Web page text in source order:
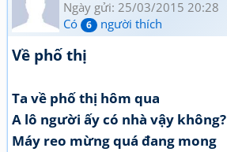
Ngày gửi: 25/03/2015 20:28
Có
6 người thích
Về phố thị
Ta về phố thị hôm qua
A lô người ấy có nhà vậy không?
Máy reo mừng quá đang mong